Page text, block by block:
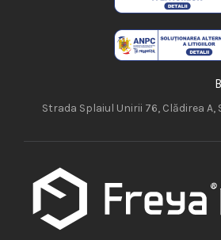
Strada Splaiul Unirii 76, Clădirea A,